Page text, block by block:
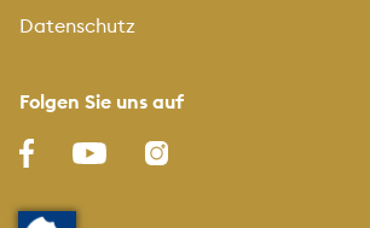
Datenschutz
Folgen Sie uns auf